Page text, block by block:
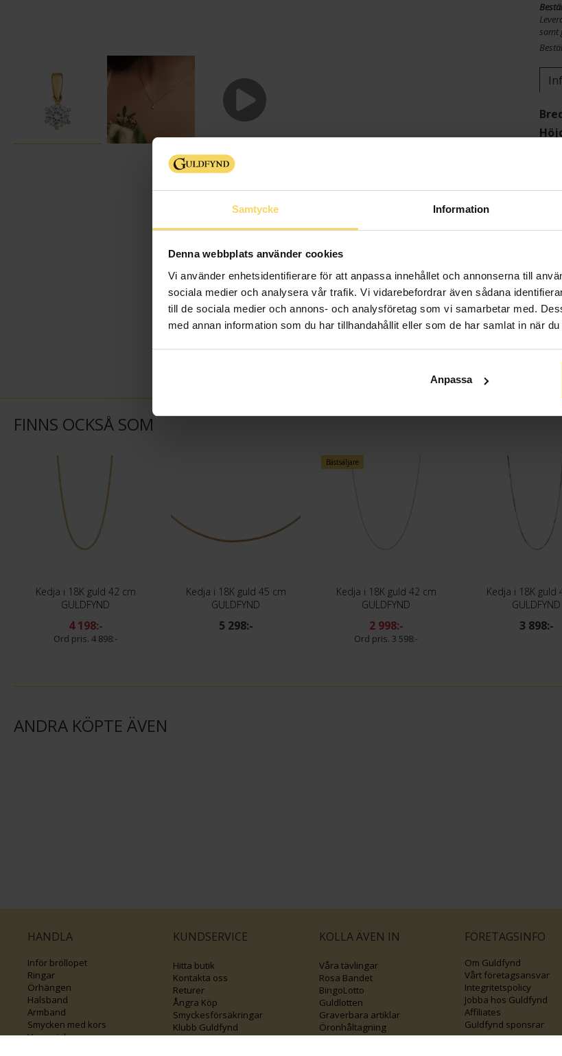
Samtycke Information
Denna webbplats använder cookies
Vi använder enhetsidentifierare för att anpassa innehållet och annonserna till
sociala medier och analysera vår trafik. Vi vidarebefordrar även sådana
till de sociala medier och annons- och analysföretag som vi samarbetar med.
med annan information som du har tillhandahållit eller som de har samlat in när
Anpassa
samt
FINNS OCKSÅ SOM
Kedja i 18K guld 42 cm
GULDFYND
4 198:-
4 898:-
Kedja i 18K guld 45 cm
GULDFYND
5 298:-
Bästsäljare
Kedja i 18K guld 42 cm
GULDFYND
2 998:-
3 598:-
Kedja i 18K guld
GULDFYND
3 898:-
ANDRA KÖPTE ÄVEN
HANDLA
Inför bröllopet
Ringar
Örhängen
Halsband
Armband
Smycken med kors
Varumärken
KUNDSERVICE
Hitta butik
Kontakta oss
Returer
Ångra Köp
Smyckesförsäkringar
Klubb Guldfynd
KOLLA ÄVEN IN
Våra tävlingar
Rosa Bandet
BingoLotto
Guldlotten
Graverbara artiklar
Öronhåltagning
FÖRETAGSINFO
Om Guldfynd
Vårt företagsansvar
Integritetspolicy
Jobba hos Guldfynd
Affiliates
Guldfynd sponsrar